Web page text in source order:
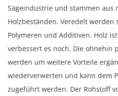
Sägeindustrie und stammen
Holzbeständen. Veredelt werden
Polymeren und Additiven. Holz
verbessert es noch. Die ohnehin
werden um weitere Vorteile
wiederverwerten und kann dem
zugeführt werden. Der Rohstoff